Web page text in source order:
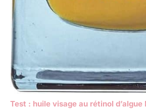
Test : huile visage au rétinol d’algue